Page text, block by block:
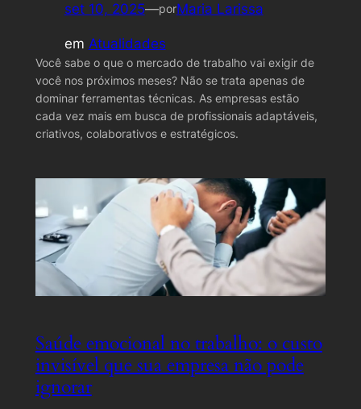
set 10, 2025—porMaria Larissa
em Atualidades
Você sabe o que o mercado de trabalho vai exigir de
você nos próximos meses? Não se trata apenas de
dominar ferramentas técnicas. As empresas estão
cada vez mais em busca de profissionais adaptáveis,
criativos, colaborativos e estratégicos.
Saúde emocional no trabalho: o custo
invisível que sua empresa não pode
ignorar